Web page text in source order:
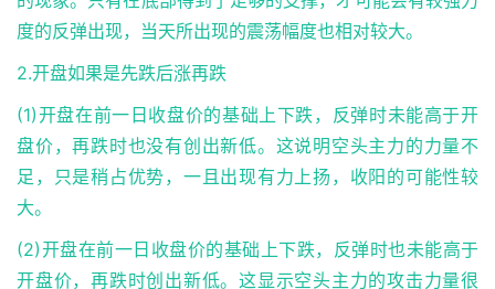
度的反弹出现，当天所出现的震荡幅度也相对较大。
2.开盘如果是先跌后涨再跌
(1)开盘在前一日收盘价的基础上下跌，反弹时未能高于开
盘价，再跌时也没有创出新低。这说明空头主力的力量不
足，只是稍占优势，一且出现有力上扬，收阳的可能性较
大。
(2)开盘在前一日收盘价的基础上下跌，反弹时也未能高于
开盘价，再跌时创出新低。这显示空头主力的攻击力量很